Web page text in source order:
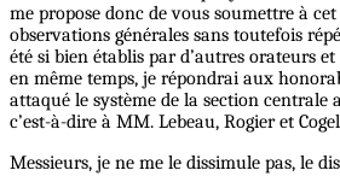
me propose donc de vous soumettre à
observations générales sans toutefois
été si bien établis par d’autres orateurs
en même temps, je répondrai aux
attaqué le système de la section centrale
c’est-à-dire à MM. Lebeau, Rogier et
Messieurs, je ne me le dissimule pas, le